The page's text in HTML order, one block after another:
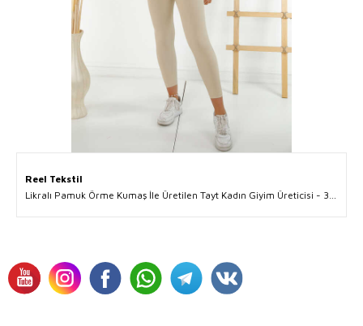
Reel Tekstil
Likralı Pamuk Örme Kumaş İle Üretilen Tayt Kadın Giyim Üreticisi - 3269 | Reel Tekstil